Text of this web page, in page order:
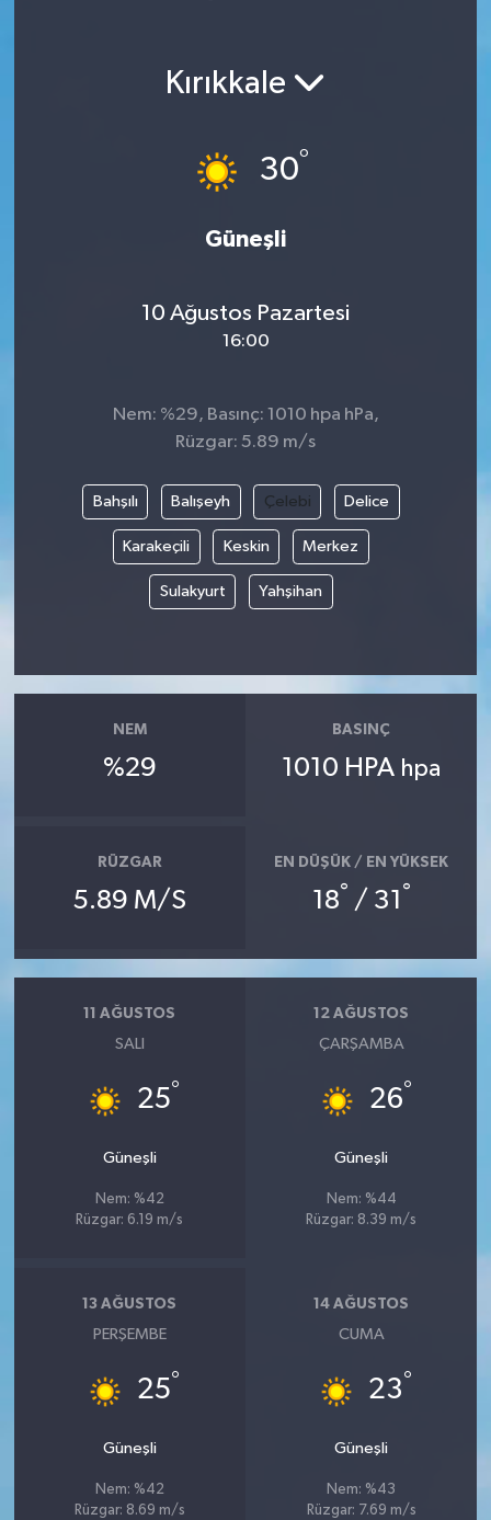
Kırıkkale
30°
Güneşli
10 Ağustos Pazartesi
16:00
Nem: %29, Basınç: 1010 hpa hPa,
Rüzgar: 5.89 m/s
Bahşılı Balışeyh Çelebi Delice
Karakeçili Keskin Merkez
Sulakyurt Yahşihan
NEM
%29
BASINÇ
1010 HPA hpa
RÜZGAR
5.89 M/S
EN DÜŞÜK / EN YÜKSEK
18° / 31 °
11 AĞUSTOS
SALI
25°
Güneşli
Nem: %42
Rüzgar: 6.19 m/s
12 AĞUSTOS
ÇARŞAMBA
26°
Güneşli
Nem: %44
Rüzgar: 8.39 m/s
13 AĞUSTOS
PERŞEMBE
25°
Güneşli
Nem: %42
Rüzgar: 8.69 m/s
14 AĞUSTOS
CUMA
23°
Güneşli
Nem: %43
Rüzgar: 7.69 m/s